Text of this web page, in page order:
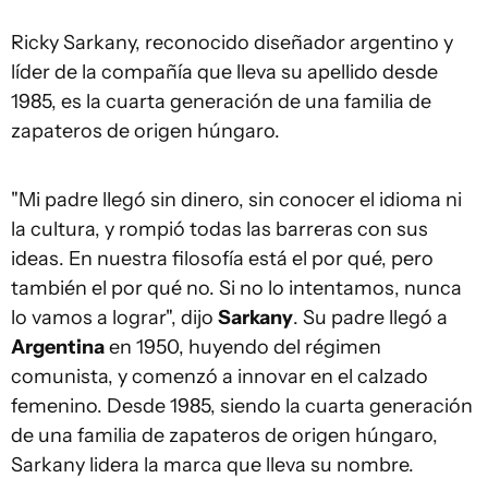
Ricky Sarkany, reconocido diseñador argentino y
líder de la compañía que lleva su apellido desde
1985, es la cuarta generación de una familia de
zapateros de origen húngaro.
"Mi padre llegó sin dinero, sin conocer el idioma ni
la cultura, y rompió todas las barreras con sus
ideas. En nuestra filosofía está el por qué, pero
también el por qué no. Si no lo intentamos, nunca
lo vamos a lograr", dijo Sarkany. Su padre llegó a
Argentinaen 1950, huyendo del régimen
comunista, y comenzó a innovar en el calzado
femenino. Desde 1985, siendo la cuarta generación
de una familia de zapateros de origen húngaro,
Sarkany lidera la marca que lleva su nombre.